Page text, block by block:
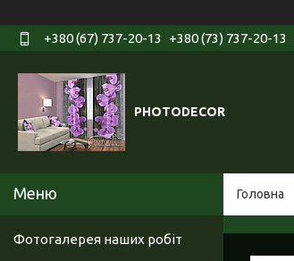
+380 (67) 737-20-13 +380 (73) 737-20-13
PHOTODECOR
Головна
Фотогалерея наших робіт